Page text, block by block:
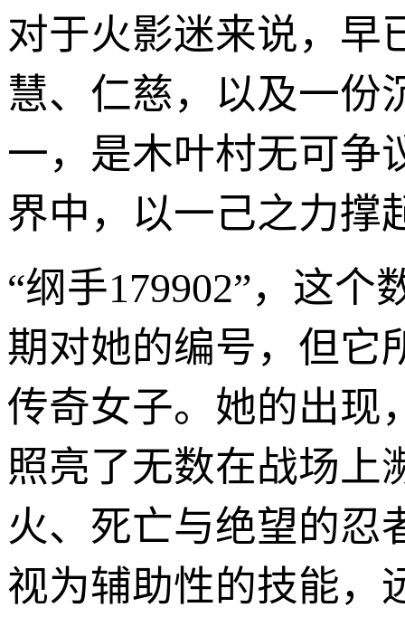
对于火影迷来说，早
慧、仁慈，以及一份
一，是木叶村无可争
界中，以一己之力撑
“纲手179902”，这
期对她的编号，但它
传奇女子。她的出现
照亮了无数在战场上
火、死亡与绝望的忍
视为辅助性的技能，